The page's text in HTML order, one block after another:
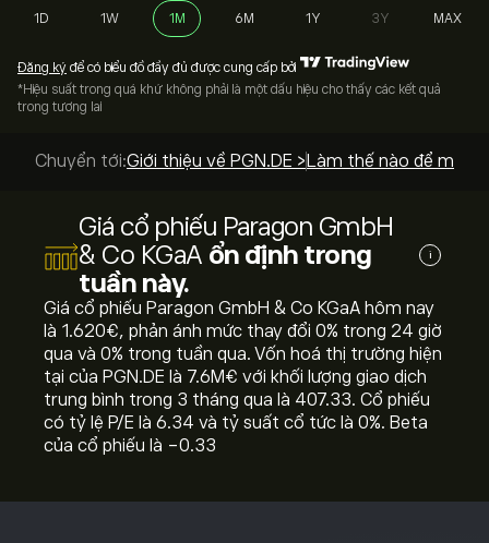
1D 1W 1M 6M 1Y 3Y MAX
Đăng ký để có biểu đồ đầy đủ được cung cấp bởi
*Hiệu suất trong quá khứ không phải là một dấu hiệu cho thấy các kết quả
trong tương lai
Chuyển tới:Giới thiệu về PGN.DE > Làm thế nào để mua?
Giá cổ phiếu Paragon GmbH
& Co KGaA ổn định trong
tuần này.
i
Giá cổ phiếu Paragon GmbH & Co KGaA hôm nay
là 1.620‎€‎, phản ánh mức thay đổi ‎0‎% trong 24 giờ
qua và ‎0‎% trong tuần qua. Vốn hoá thị trường hiện
tại của PGN.DE là 7.6M‎€‎ với khối lượng giao dịch
trung bình trong 3 tháng qua là 407.33. Cổ phiếu
có tỷ lệ P/E là 6.34 và tỷ suất cổ tức là 0%. Beta
của cổ phiếu là -0.33